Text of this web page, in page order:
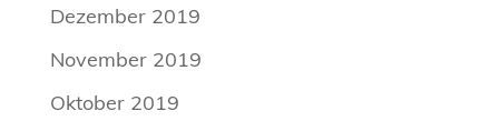
Dezember 2019
November 2019
Oktober 2019